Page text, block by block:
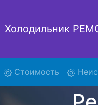
Холодильник
(current)Стоимость
Ремонт